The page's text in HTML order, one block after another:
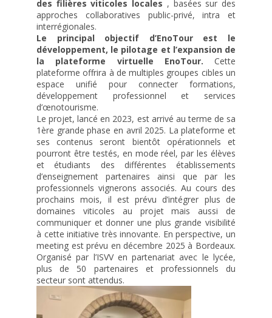
Après le baccalauréat
Procédure de candidature et d’inscription
Année de Mise à Niveau
BTS Management en Hôtellerie-Restauration
BTS Tourisme
Les certificats de spécialisation en un an
Procédure de candidature
Sommellerie
Métiers du bar
Desserts de restaurant
Employé traiteur
Le GRETA-CFA
Formations modulaires
Formations diplômantes en alternance
Après le BTS ou un autre Bac + 2
FCIL Bac+3 commercialisation des vins et spiritueux en Asie
des filières viticoles locales , basées sur des
approches collaboratives public-privé, intra et
interrégionales.
Le principal objectif d’EnoTour est le
développement, le pilotage et l’expansion de
la plateforme virtuelle EnoTour. Cette
plateforme offrira à de multiples groupes cibles un
espace unifié pour connecter formations,
développement professionnel et services
d’œnotourisme.
Le projet, lancé en 2023, est arrivé au terme de sa
1ère grande phase en avril 2025. La plateforme et
ses contenus seront bientôt opérationnels et
pourront être testés, en mode réel, par les élèves
et étudiants des différentes établissements
d’enseignement partenaires ainsi que par les
professionnels vignerons associés. Au cours des
prochains mois, il est prévu d’intégrer plus de
domaines viticoles au projet mais aussi de
communiquer et donner une plus grande visibilité
à cette initiative très innovante. En perspective, un
meeting est prévu en décembre 2025 à Bordeaux.
Organisé par l’ISVV en partenariat avec le lycée,
plus de 50 partenaires et professionnels du
secteur sont attendus.